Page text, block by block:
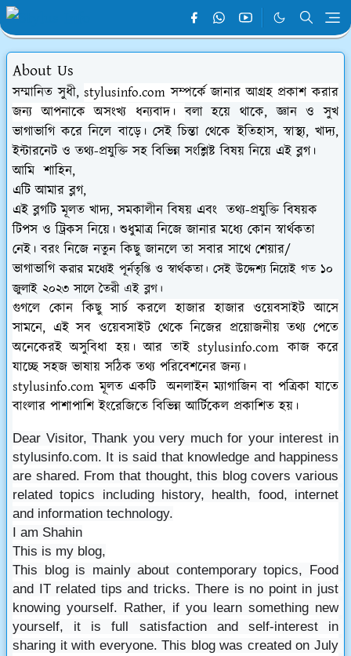
About Us
সম্মানিত সুধী,stylusinfo.com সম্পর্কে জানার আগ্রহ প্রকাশ করার
জন্য আপনাকে অসংখ্য ধন্যবাদ।বলা হয়ে থাকে, জ্ঞান ও সুখ
ভাগাভাগি করে নিলে বাড়ে। সেই চিন্তা থেকে ইতিহাস, স্বাস্থ্য, খাদ্য,
ইন্টারনেট ও তথ্য-প্রযুক্তি সহ বিভিন্ন সংশ্লিষ্ট বিষয় নিয়ে এই ব্লগ।
আমি শাহিন,
এটি আমার ব্লগ,
এই ব্লগটি মূলত খাদ্য, সমকালীন বিষয় এবং তথ্য-প্রযুক্তি বিষয়ক
টিপস ও ট্রিকস নিয়ে। শুধুমাত্র নিজে জানার মধ্যে কোন স্বার্থকতা
নেই। বরং নিজে নতুন কিছু জানলে তা সবার সাথে শেয়ার/
ভাগাভাগিকরার মধ্যেই পূর্নতৃপ্তি ও স্বার্থকতা। সেই উদ্দেশ্য নিয়েই গত ১০
জুলাই ২০২৩ সালে তৈরী এই ব্লগ।
গুগলে কোন কিছু সার্চ করলে হাজার হাজার ওয়েবসাইট আসে
সামনে, এই সব ওয়েবসাইট থেকে নিজের প্রয়োজনীয় তথ্য পেতে
অনেকেরই অসুবিধা হয়। আর তাই stylusinfo.com কাজ করে
যাচ্ছে সহজ ভাষায় সঠিক তথ্য পরিবেশনের জন্য।
stylusinfo.com মূলত একটি অনলাইন ম্যাগাজিন বা পত্রিকা যাতে
বাংলার পাশাপাশি ইংরেজিতে বিভিন্ন আর্টিকেল প্রকাশিত হয়।
Dear Visitor, Thank you very much for your interest in
stylusinfo.com. It is said that knowledge and happiness
are shared. From that thought, this blog covers various
related topics including history, health, food, internet
and information technology.
I am Shahin
This is my blog,
This blog is mainly about contemporary topics, Food
and IT related tips and tricks. There is no point in just
knowing yourself. Rather, if you learn something new
yourself, it is full satisfaction and self-interest in
sharing it with everyone. This blog was created on July